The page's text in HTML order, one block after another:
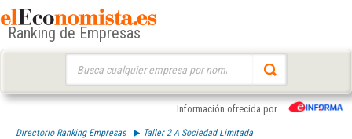
Ranking de Empresas
Información ofrecida por
Directorio Ranking Empresas Taller 2 A Sociedad Limitada